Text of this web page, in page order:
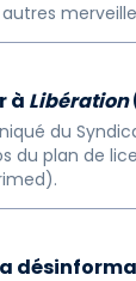
à Libération
du
du plan de